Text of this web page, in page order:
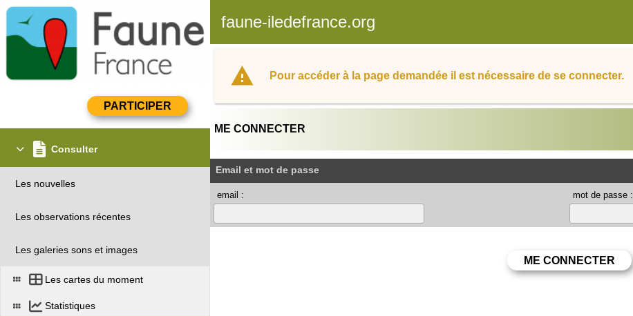
faune-iledefrance.org
Consulter
Les nouvelles
Les observations récentes
Les galeries sons et images
Les cartes du moment
Statistiques
Pour accéder à la page demandée il est nécessaire de se connecter.
ME CONNECTER
Email et mot de passe
email : mot de passe :